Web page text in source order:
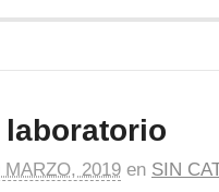
MARZO, 2019 en SIN